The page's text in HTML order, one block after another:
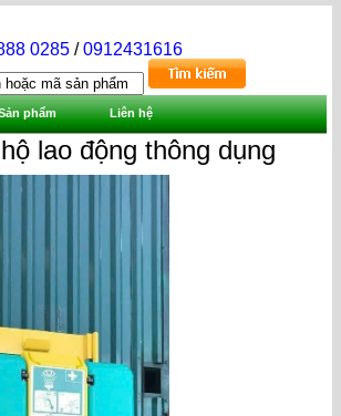
0285 /0912431616
phẩm Liên hệ
lao động thông dụng